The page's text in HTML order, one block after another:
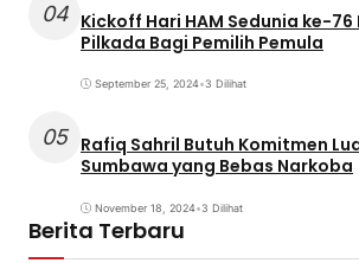
04 Kickoff Hari HAM Sedunia ke-
Pilkada Bagi Pemilih Pemula
September 25, 2024•3 Dilihat
05 Rafiq Sahril Butuh Komitmen
Sumbawa yang Bebas Narkoba
November 18, 2024•3 Dilihat
Berita Terbaru